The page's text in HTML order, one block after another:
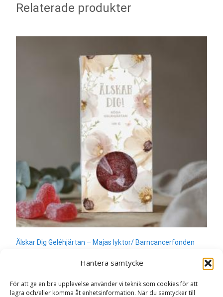
Hantera samtycke
För att ge en bra upplevelse använder vi teknik som cookies för att
lagra och/eller komma åt enhetsinformation. När du samtycker till
Relaterade produkter
Älskar Dig Geléhjärtan – Majas lyktor/ Barncancerfonden